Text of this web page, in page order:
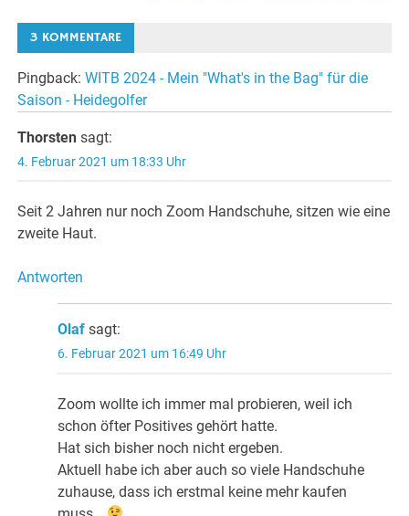
3 KOMMENTARE
Pingback:WITB 2024 - Mein "What's in the Bag" für die
Saison - Heidegolfer
Thorsten sagt:
4. Februar 2021 um 18:33 Uhr
Seit 2 Jahren nur noch Zoom Handschuhe, sitzen wie eine
zweite Haut.
Antworten
Olaf sagt:
6. Februar 2021 um 16:49 Uhr
Zoom wollte ich immer mal probieren, weil ich
schon öfter Positives gehört hatte.
Hat sich bisher noch nicht ergeben.
Aktuell habe ich aber auch so viele Handschuhe
zuhause, dass ich erstmal keine mehr kaufen